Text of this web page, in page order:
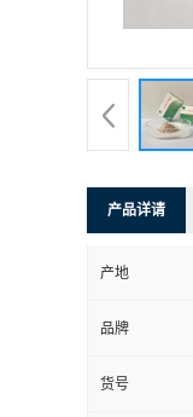
产品详请
产地
品牌
货号